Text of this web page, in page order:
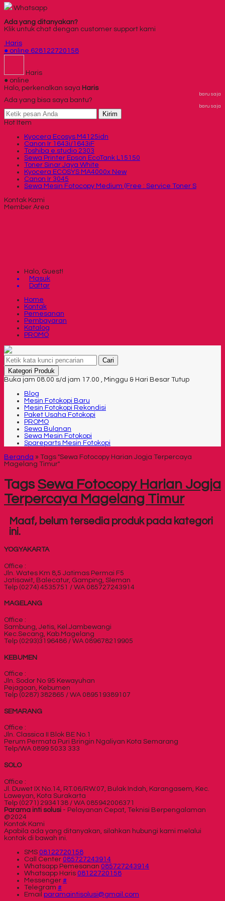
Whatsapp
Ada yang ditanyakan?
Klik untuk chat dengan customer support kami
Haris
● online 628122720158
Haris
● online
Halo, perkenalkan saya Haris
baru saja
Ada yang bisa saya bantu?
baru saja
Kirim
Hot Item
Kyocera Ecosys M4125idn
Canon Ir 1643i/1643iF
Toshiba e.studio 2303
Sewa Printer Epson EcoTank L15150
Toner Sinar Jaya White
Kyocera ECOSYS MA4000x New
Canon Ir 3045
Sewa Mesin Fotocopy Medium (Free : Service Toner S
Kontak Kami
Member Area
Halo, Guest!
Masuk
Daftar
Home
Kontak
Pemesanan
Pembayaran
Katalog
PROMO
Cari
Kategori Produk
Buka jam 08.00 s/d jam 17.00 , Minggu & Hari Besar Tutup
Blog
Mesin Fotokopi Baru
Mesin Fotokopi Rekondisi
Paket Usaha Fotokopi
PROMO
Sewa Bulanan
Sewa Mesin Fotokopi
Spareparts Mesin Fotokopi
Beranda » Tags "Sewa Fotocopy Harian Jogja Terpercaya
Magelang Timur"
TagsSewa Fotocopy Harian Jogja
Terpercaya Magelang Timur
Maaf, belum tersedia produk pada kategori
ini.
YOGYAKARTA
Office :
Jln. Wates Km 8,5 Jatimas Permai F5
Jatisawit, Balecatur, Gamping, Sleman
Telp (0274) 4535751 / WA 085727243914
MAGELANG
Office :
Sambung, Jetis, Kel.Jambewangi
Kec.Secang, Kab.Magelang
Telp (0293)3196486 / WA 089678219905
KEBUMEN
Office :
Jln. Sodor No 95 Kewayuhan
Pejagoan, Kebumen
Telp (0287) 382865 / WA 089519389107
SEMARANG
Office :
Jln. Classica II Blok BE No.1
Perum Permata Puri Bringin Ngaliyan Kota Semarang
Telp/WA 0899 5033 333
SOLO
Office :
Jl. Duwet IX No.14, RT.06/RW.07, Bulak Indah, Karangasem, Kec.
Laweyan, Kota Surakarta
Telp (0271) 2934138 / WA 085942006371
Parama inti solusi - Pelayanan Cepat, Teknisi Berpengalaman
@2024
Kontak Kami
Apabila ada yang ditanyakan, silahkan hubungi kami melalui
kontak di bawah ini.
SMS 08122720158
Call Center 085727243914
Whatsapp Pemesanan 085727243914
Whatsapp Haris 08122720158
Messenger #
Telegram #
Email paramaintisolusi@gmail.com